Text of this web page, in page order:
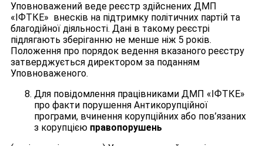
Уповноважений веде реєстр здійснених ДМП
«ІФТКЕ» внесків на підтримку політичних партій та
благодійної діяльності. Дані в такому реєстрі
підлягають зберіганню не менше ніж 5 років.
Положення про порядок ведення вказаного реєстру
затверджується директором за поданням
Уповноваженого.
Для повідомлення працівниками ДМП «ІФТКЕ»
про факти порушення Антикорупційної
програми, вчинення корупційних або пов’язаних
з корупцією правопорушень